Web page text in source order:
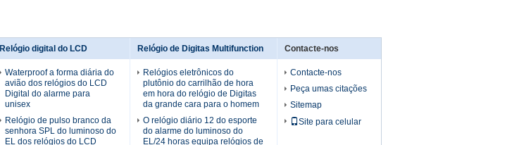
Relógio digital do LCD
Waterproof a forma diária do
avião dos relógios do LCD
Digital do alarme para
unisex
Relógio de pulso branco da
senhora SPL do luminoso do
EL dos relógios do LCD
Relógio de Digitas Multifunction
Relógios eletrônicos do
plutônio do carrilhão de hora
em hora do relógio de Digitas
da grande cara para o homem
O relógio diário 12 do esporte
do alarme do luminoso do
EL/24 horas equipa relógios de
Contacte-nos
Contacte-nos
Peça umas citações
Sitemap
Site para celular